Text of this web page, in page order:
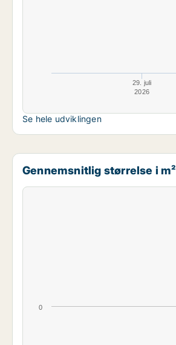
29. juli
2026
Se hele udviklingen
Gennemsnitlig størrelse i m²
0